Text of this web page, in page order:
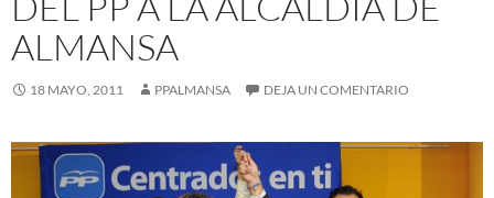
ALMANSA
18 MAYO, 2011 PPALMANSA DEJA UN COMENTARIO